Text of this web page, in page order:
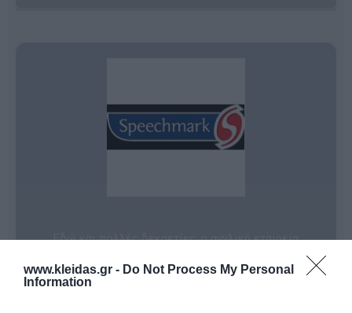
www.kleidas.gr - Do Not Process My Personal
Information
Εδώ και πολλές δεκαετίες, η αγγλική εταιρεία
εξειδικευμένων εκπαιδευτικών εργαλείων και
βοηθημάτων υψηλής ποιότητας. Τα προϊόντα της